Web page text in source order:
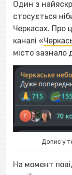
Один з
стосується
Черкасах. Про
каналі «
місто зазнало
Допис у
На момент